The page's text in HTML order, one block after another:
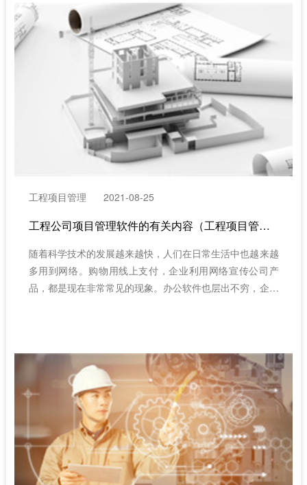
工程项目管理 2021-08-25
工程公司项目管理软件的有关内容（工程项目管理软件系统的要求）
随着科学技术的发展越来越快，人们在日常生活中也越来越
多用到网络。购物用线上支付，企业利用网络宣传公司产
品，都是现在非常常见的现象。办公软件也层出不穷，企业